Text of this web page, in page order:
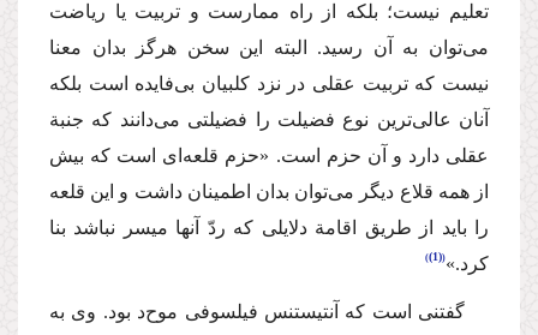
تعلیم نیست؛‌ بلكه از راه ممارست و تربیت یا ریاضت
می‌توان به آن رسید. البته این سخن هرگز بدان معنا
نیست كه تربیت عقلی در نزد كلبیان بی‌فایده است بلكه
آنان عالی‌ترین نوع فضیلت را فضیلتی می‌دانند كه جنبة‌
عقلی دارد و آن حزم است. «حزم قلعه‌ای است كه بیش
از همه قلاع دیگر می‌توان بدان اطمینان داشت و این قلعه
را باید از طریق اقامة دلایلی كه ردّ آنها میسر نباشد بنا
كرد.» (1)
گفتنی است كه ‌آنتیستنس‌ فیلسوفی موح‌د بود. وی ‌به